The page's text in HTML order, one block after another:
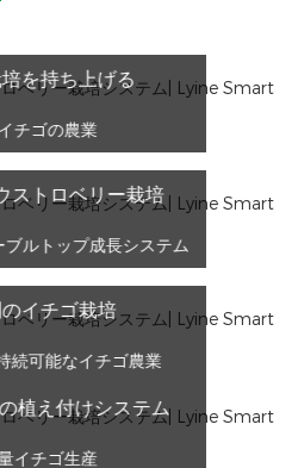
を持ち上げる
チゴの農業
ストロベリー栽培
ルトップ成長システム
イチゴ栽培
続可能なイチゴ農業
植え付けシステム
イチゴ生産